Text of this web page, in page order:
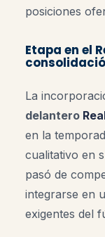
posiciones
Etapa en el
La
delantero
en la
cualitativo en
pasó de
integrarse en
exigentes del